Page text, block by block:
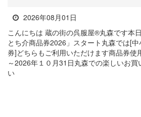
2026年08月01日
こんにちは 蔵の街の呉服屋®丸森です本
とち介商品券2026」スタート丸森では[
券]どちらもご利用いただけます商品券使
～2026年１０月31日丸森での楽しいお買
い